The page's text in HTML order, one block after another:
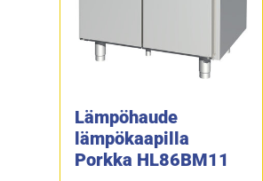
Lämpöhaude
lämpökaapilla
Porkka HL86BM11